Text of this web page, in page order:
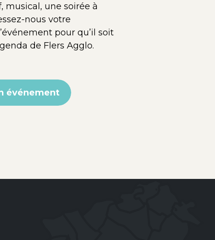
musical, une soirée à
nous votre
pour qu’il soit
de Flers Agglo.
événement